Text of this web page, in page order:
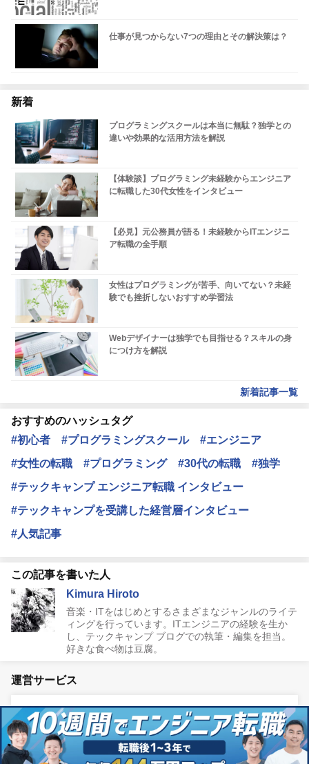
仕事が見つからない7つの理由とその解決策は？
新着
プログラミングスクールは本当に無駄？独学との
違いや効果的な活用方法を解説
【体験談】プログラミング未経験からエンジニア
に転職した30代女性をインタビュー
【必見】元公務員が語る！未経験からITエンジニ
ア転職の全手順
女性はプログラミングが苦手、向いてない？未経
験でも挫折しないおすすめ学習法
Webデザイナーは独学でも目指せる？スキルの身
につけ方を解説
新着記事一覧
おすすめのハッシュタグ
#初心者
#プログラミングスクール
#エンジニア
#女性の転職
#プログラミング #30代の転職
#独学
#テックキャンプ エンジニア転職 インタビュー
#テックキャンプを受講した経営層インタビュー
#人気記事
この記事を書いた人
Kimura Hiroto
音楽・ITをはじめとするさまざまなジャンルのライテ
ィングを行っています。ITエンジニアの経験を生か
し、テックキャンプ ブログでの執筆・編集を担当。
好きな食べ物は豆腐。
運営サービス